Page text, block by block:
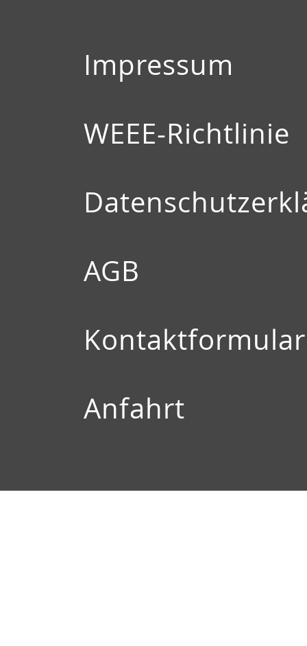
Impressum
WEEE-Richtlinie
AGB
Kontaktformular
Anfahrt